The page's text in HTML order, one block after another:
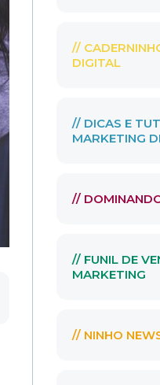
//
DIGITAL
// DICAS E
MARKETING
//
// FUNIL DE
MARKETING
// NINHO